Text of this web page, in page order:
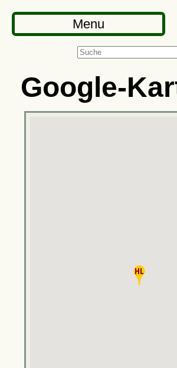
Menu
Google-